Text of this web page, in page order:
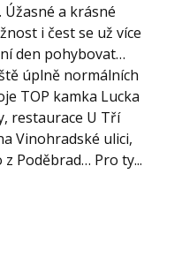
a krásné
i čest se už více
den pohybovat…
úplně normálních
TOP kamka Lucka
restaurace U Tří
Vinohradské ulici,
Poděbrad… Pro ty...